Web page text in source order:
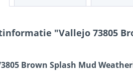
"Vallejo 73805
Brown Splash Mud